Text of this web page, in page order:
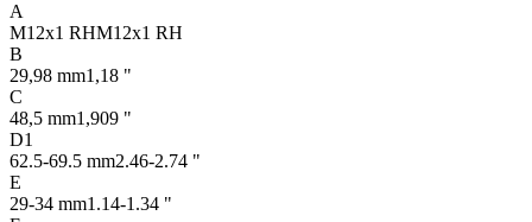
A
M12x1 RHM12x1 RH
B
29,98 mm1,18 "
C
48,5 mm1,909 "
D1
62.5-69.5 mm2.46-2.74 "
E
29-34 mm1.14-1.34 "